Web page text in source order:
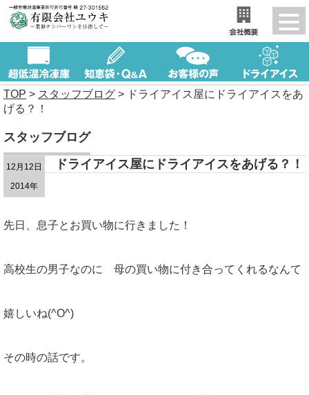
TOP > スタッフブログ > ドライアイス屋にドライアイスをあ
げる？！
スタッフブログ
12月12日
2014年
ドライアイス屋にドライアイスをあげる？！
先日、息子とお買い物に行きました！
高校生の男子なのに 母の買い物に付き合ってくれるなんて
嬉しいね(^O^)
その時の話です。